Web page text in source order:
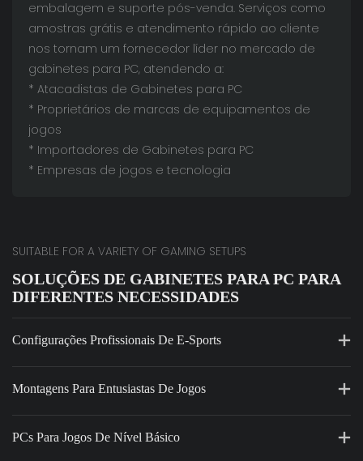
embalagem e suporte pós-venda. Serviços como
amostras grátis e atendimento rápido ao cliente
nos tornam um fornecedor líder no mercado de
gabinetes para PC, atendendo a:
* Atacadistas de Gabinetes para PC
* Proprietários de marcas de equipamentos de
jogos
* Importadores de Gabinetes para PC
* Empresas de jogos e tecnologia
SUITABLE FOR A VARIETY OF GAMING SETUPS
SOLUÇÕES DE GABINETES PARA PC PARA
DIFERENTES NECESSIDADES
Configurações Profissionais De E-Sports
Montagens Para Entusiastas De Jogos
PCs Para Jogos De Nível Básico